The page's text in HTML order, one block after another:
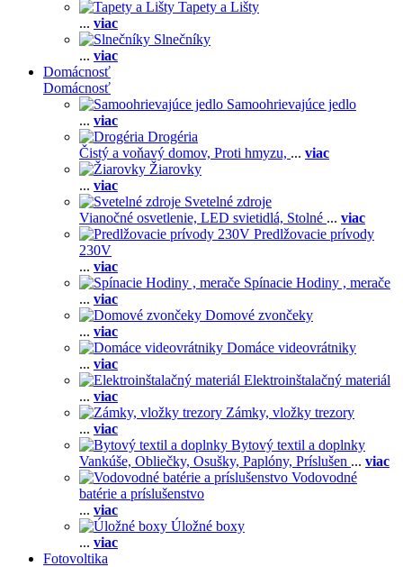
Tapety a Lišty
... viac
Slnečníky
... viac
Domácnosť
Domácnosť
Samoohrievajúce jedlo
... viac
Drogéria
Čistý a voňavý domov, Proti hmyzu, ... viac
Žiarovky
... viac
Svetelné zdroje
Vianočné osvetlenie, LED svietidlá, Stolné ... viac
Predlžovacie prívody
230V
... viac
Spínacie Hodiny , merače
... viac
Domové zvončeky
... viac
Domáce videovrátniky
... viac
Elektroinštalačný materiál
... viac
Zámky, vložky trezory
... viac
Bytový textil a doplnky
Vankúše, Obliečky, Osušky, Paplóny, Príslušen ... viac
Vodovodné
batérie a príslušenstvo
... viac
Úložné boxy
... viac
Fotovoltika